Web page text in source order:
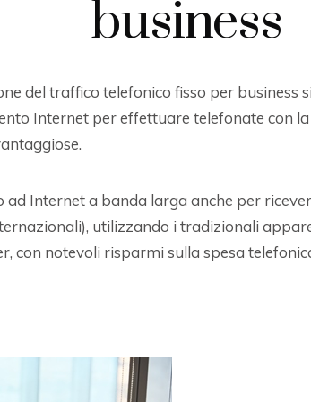
business
del traffico telefonico fisso per business
Internet per effettuare telefonate con
ad Internet a banda larga anche per
utilizzando i tradizionali
con notevoli risparmi sulla spesa